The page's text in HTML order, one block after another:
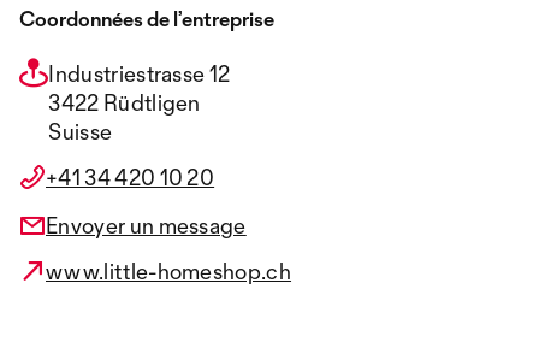
Coordonnées de l’entreprise
Industriestrasse 12
3422 Rüdtligen
Suisse
+41 34 420 10 20
Envoyer un message
www.little-homeshop.ch